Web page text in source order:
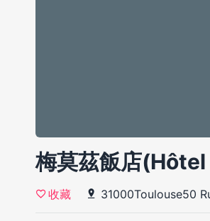
梅莫茲飯店
收藏 31000Toulouse50